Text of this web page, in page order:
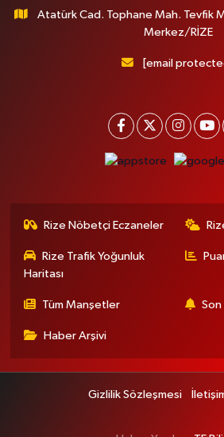
Atatürk Cad. Tophane Mah. Tevfik
Merkez/RİZE
[email
Rize Nöbetçi Eczaneler
Rize Trafik Yoğunluk
Haritası
Tüm Manşetler
Haber Arşivi
Gizlilik Sözleşmesi